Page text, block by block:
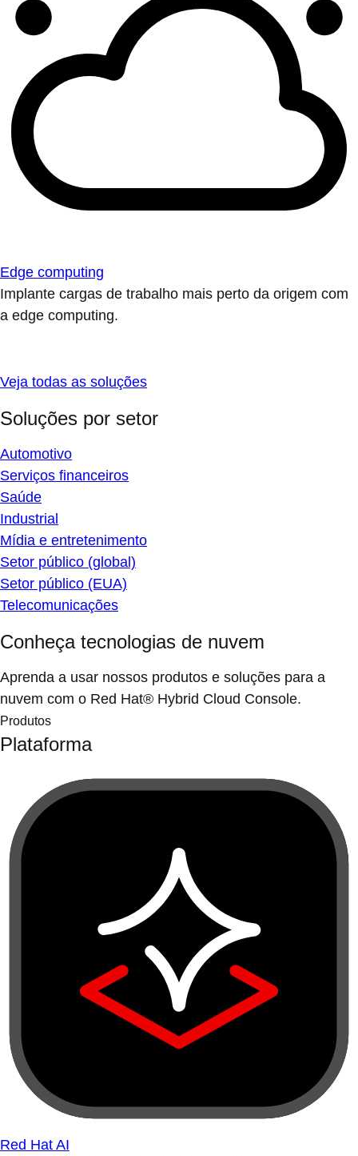
Edge computing
Implante cargas de trabalho mais perto da origem com
a edge computing.
Veja todas as soluções
Soluções por setor
Automotivo
Serviços financeiros
Saúde
Industrial
Mídia e entretenimento
Setor público (global)
Setor público (EUA)
Telecomunicações
Conheça tecnologias de nuvem
Aprenda a usar nossos produtos e soluções para a
nuvem com o Red Hat® Hybrid Cloud Console.
Produtos
Plataforma
Red Hat AI